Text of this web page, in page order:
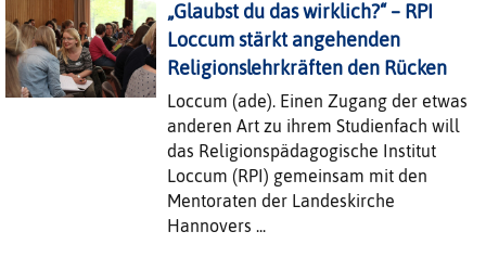
„Glaubst du das wirklich?“ – RPI
Loccum stärkt angehenden
Religionslehrkräften den Rücken
Loccum (ade). Einen Zugang der etwas
anderen Art zu ihrem Studienfach will
das Religionspädagogische Institut
Loccum (RPI) gemeinsam mit den
Mentoraten der Landeskirche
Hannovers ...